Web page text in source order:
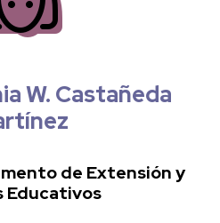
W. Castañeda
de Extensión y
Educativos